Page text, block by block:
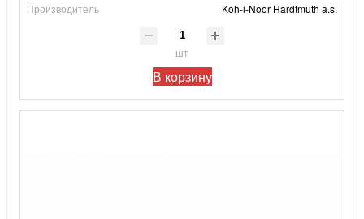
Производитель Koh-i-Noor Hardtmuth a.s.
шт
В корзину